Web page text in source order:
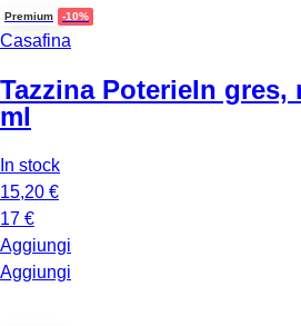
Premium -10%
Casafina
Tazzina PoterieIn gres,
ml
In stock
15,20 €
17 €
Aggiungi
Aggiungi